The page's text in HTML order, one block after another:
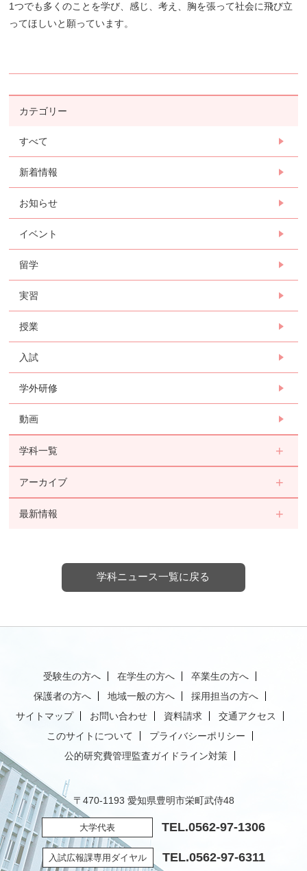
1つでも多くのことを学び、感じ、考え、胸を張って社会に飛び立
ってほしいと願っています。
カテゴリー
すべて
新着情報
お知らせ
イベント
留学
実習
授業
入試
学外研修
動画
学科一覧
アーカイブ
最新情報
学科ニュース一覧に戻る
受験生の方へ 在学生の方へ
卒業生の方へ
保護者の方へ
地域一般の方へ
採用担当の方へ
サイトマップ
お問い合わせ 資料請求
交通アクセス
このサイトについて
プライバシーポリシー
公的研究費管理監査ガイドライン対策
〒470-1193 愛知県豊明市栄町武侍48
大学代表 TEL.0562-97-1306
入試広報課専用ダイヤル TEL.0562-97-6311